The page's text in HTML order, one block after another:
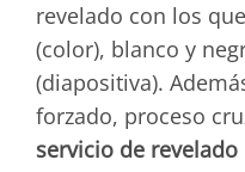
revelado con los
(color), blanco y
(diapositiva).
forzado, proceso
servicio de